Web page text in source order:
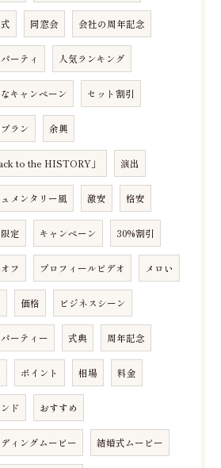
同窓会 会社の周年記念
ーティ 人気ランキング
キャンペーン セット割引
ラン 余興
to the HISTORY」 演出
ュメンタリー風 激安 格安
定 キャンペーン 30%割引
フ プロフィールビデオ メロい
価格 ビジネスシーン
ーティー 式典 周年記念
ポイント 相場 料金
ド おすすめ
ィングムービー 結婚式ムービー